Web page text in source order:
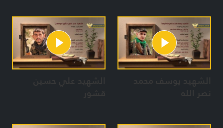
الشهيد يوسف محمد
نصر الله
الشهيد علي حسين
قشور